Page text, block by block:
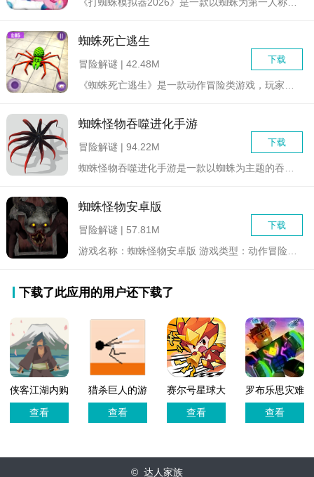
蜘蛛死亡逃生
下载
冒险解谜 | 42.48M
蜘蛛怪物吞噬进化手游
下载
冒险解谜 | 94.22M
蜘蛛怪物安卓版
下载
冒险解谜 | 57.81M
下载了此应用的用户还下载了
侠客江湖内购
版
查看
猎杀巨人的游
戏安卓版
查看
赛尔号星球大
战无限钻石版
查看
罗布乐思灾难
模拟器
查看
© 达人家族